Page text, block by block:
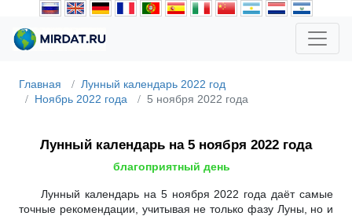
Главная
Лунный календарь 2022 год
Ноябрь 2022 года
5 ноября 2022 года
Лунный календарь на 5 ноября 2022 года
благоприятный день
Лунный календарь на 5 ноября 2022 года даёт самые
точные рекомендации, учитывая не только фазу Луны, но и